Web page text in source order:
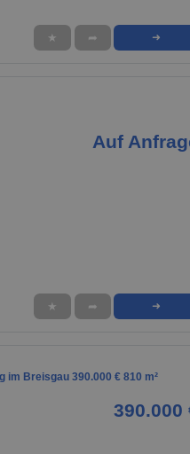
★ ➦ ➜
Auf
★ ➦ ➜
Breisgau 390.000 € 810 m²
390.000